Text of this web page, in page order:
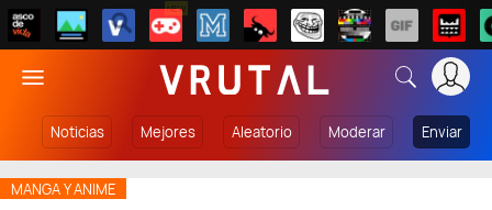
NEW
Noticias Mejores Aleatorio Moderar Enviar
MANGA Y ANIME